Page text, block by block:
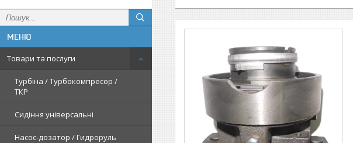
Товари та послуги
Турбіна / Турбокомпресор /
ТКР
Сидіння універсальні
Насос-дозатор / Гидроруль